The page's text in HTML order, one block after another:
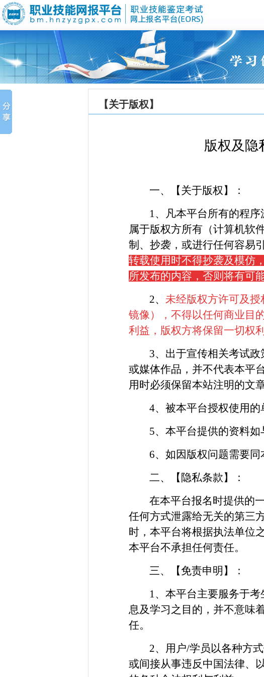
【关于版权】
版权及隐
一、【关于版权】：
1、凡本平台所有的程
属于版权方所有（计算机软
制、抄袭，或进行任何容易
转载使用时不得抄袭及模仿
所发布的内容，否则将有可
2、 未经版权方许可及
镜像），不得以任何商业目
利益，版权方将保留一切权利
3、出于宣传相关考试
或媒体作品，并不代表本平
用时必须保留本站注明的文
4、被本平台授权使用的
5、本平台提供的资料如
6、如因版权问题需要同
二、【隐私条款】：
在本平台报名时提供的
任何方式泄露给无关的第三
时，本平台将根据执法单位
本平台不承担任何责任。
三、【免责申明】：
1、本平台主要服务于
息及学习之目的，并不意味
任。
2、用户/学员以各种方
或间接从事违反中国法律、